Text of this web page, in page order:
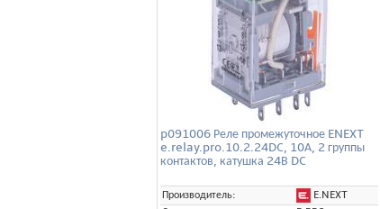
p091006 Реле промежуточное ENEXT
e.relay.pro.10.2.24DC, 10А, 2 группы
контактов, катушка 24В DC
Производитель:
E.NEXT